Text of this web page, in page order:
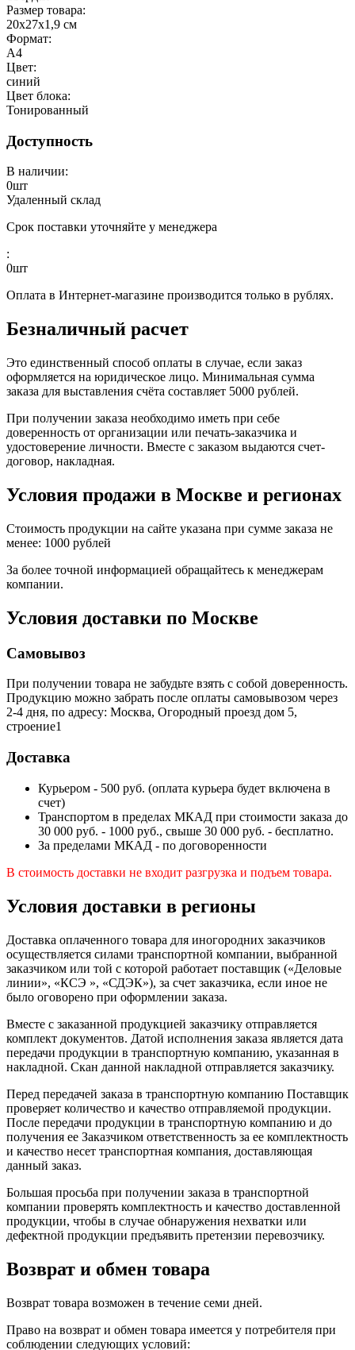
Размер товара:
20х27х1,9 см
Формат:
А4
Цвет:
синий
Цвет блока:
Тонированный
Доступность
В наличии:
0шт
Удаленный склад
Срок поставки уточняйте у менеджера
:
0шт
Оплата в Интернет-магазине производится только в рублях.
Безналичный расчет
Это единственный способ оплаты в случае, если заказ
оформляется на юридическое лицо. Минимальная сумма
заказа для выставления счёта составляет 5000 рублей.
При получении заказа необходимо иметь при себе
доверенность от организации или печать-заказчика и
удостоверение личности. Вместе с заказом выдаются счет-
договор, накладная.
Условия продажи в Москве и регионах
Стоимость продукции на сайте указана при сумме заказа не
менее: 1000 рублей
За более точной информацией обращайтесь к менеджерам
компании.
Условия доставки по Москве
Самовывоз
При получении товара не забудьте взять с собой доверенность.
Продукцию можно забрать после оплаты самовывозом через
2-4 дня, по адресу: Москва, Огородный проезд дом 5,
строение1
Доставка
Курьером - 500 руб. (оплата курьера будет включена в
счет)
Транспортом в пределах МКАД при стоимости заказа до
30 000 руб. - 1000 руб., свыше 30 000 руб. - бесплатно.
За пределами МКАД - по договоренности
В стоимость доставки не входит разгрузка и подъем товара.
Условия доставки в регионы
Доставка оплаченного товара для иногородних заказчиков
осуществляется силами транспортной компании, выбранной
заказчиком или той с которой работает поставщик («Деловые
линии», «КСЭ », «СДЭК»), за счет заказчика, если иное не
было оговорено при оформлении заказа.
Вместе с заказанной продукцией заказчику отправляется
комплект документов. Датой исполнения заказа является дата
передачи продукции в транспортную компанию, указанная в
накладной. Скан данной накладной отправляется заказчику.
Перед передачей заказа в транспортную компанию Поставщик
проверяет количество и качество отправляемой продукции.
После передачи продукции в транспортную компанию и до
получения ее Заказчиком ответственность за ее комплектность
и качество несет транспортная компания, доставляющая
данный заказ.
Большая просьба при получении заказа в транспортной
компании проверять комплектность и качество доставленной
продукции, чтобы в случае обнаружения нехватки или
дефектной продукции предъявить претензии перевозчику.
Возврат и обмен товара
Возврат товара возможен в течение семи дней.
Право на возврат и обмен товара имеется у потребителя при
соблюдении следующих условий: